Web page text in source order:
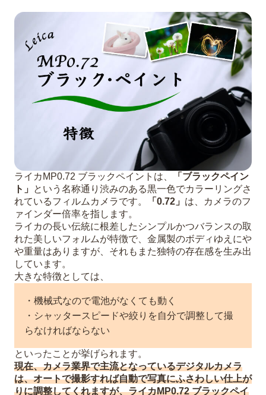
ライカMP0.72 ブラックペイントは、
「ブラックペイン
ト」 という名称通り渋みのある黒一色でカラーリングさ
れているフィルムカメラです。
「0.72」 は、カメラのフ
ァインダー倍率を指します。
ライカの長い伝統に根差したシンプルかつバランスの取
れた美しいフォルムが特徴で、金属製のボディゆえにや
や重量はありますが、それもまた独特の存在感を生み出
しています。
大きな特徴としては、
・機械式なので電池がなくても動く
・シャッタースピードや絞りを自分で調整して撮
らなければならない
といったことが挙げられます。
現在、カメラ業界で主流となっているデジタルカメラ
は、オートで撮影すれば自動で写真にふさわしい仕上が
りに調整してくれますが、ライカMP0.72 ブラックペイ